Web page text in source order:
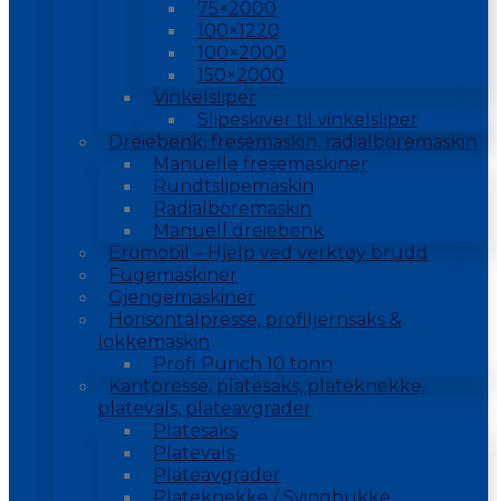
75×2000
100×1220
100×2000
150×2000
Vinkelsliper
Slipeskiver til vinkelsliper
Dreiebenk, fresemaskin, radialboremaskin
Manuelle fresemaskiner
Rundtslipemaskin
Radialboremaskin
Manuell dreiebenk
Eromobil – Hjelp ved verktøy brudd
Fugemaskiner
Gjengemaskiner
Horisontalpresse, profiljernsaks &
lokkemaskin
Profi Punch 10 tonn
Kantpresse, platesaks, plateknekke,
platevals, plateavgrader
Platesaks
Platevals
Plateavgrader